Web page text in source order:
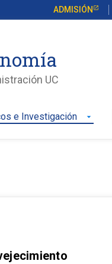
ADMISIÓN
UC
e Investigación arrow_drop_down